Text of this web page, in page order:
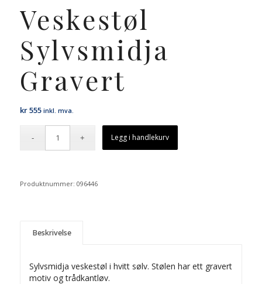
Veskestøl
Sylvsmidja
Gravert
kr555 inkl. mva.
Legg i handlekurv
Produktnummer: 096446
Beskrivelse
Sylvsmidja veskestøl i hvitt sølv. Stølen har ett gravert
motiv og trådkantløv.